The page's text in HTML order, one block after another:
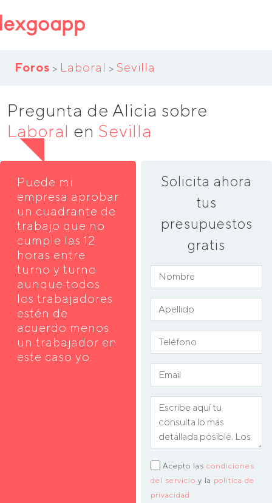
Foros > Laboral > Sevilla
Pregunta de Alicia sobre
Laboral en Sevilla
Puede mi
empresa aprobar
un cuadrante de
trabajo que no
cumple las 12
horas entre
turno y turno
aunque todos
los trabajadores
estén de
acuerdo menos
un trabajador en
este caso yo.
Solicita ahora
tus
presupuestos
gratis
Acepto las condiciones
del servicio y la política de
privacidad